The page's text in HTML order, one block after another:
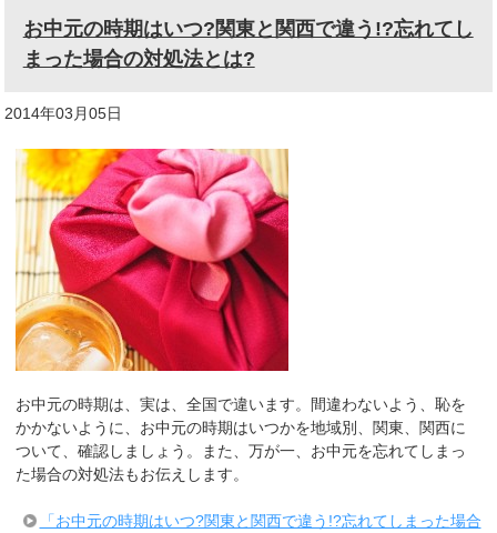
お中元の時期はいつ?関東と関西で違う!?忘れてし
まった場合の対処法とは?
2014年03月05日
お中元の時期は、実は、全国で違います。間違わないよう、恥を
かかないように、お中元の時期はいつかを地域別、関東、関西に
ついて、確認しましょう。また、万が一、お中元を忘れてしまっ
た場合の対処法もお伝えします。
「お中元の時期はいつ?関東と関西で違う!?忘れてしまった場合